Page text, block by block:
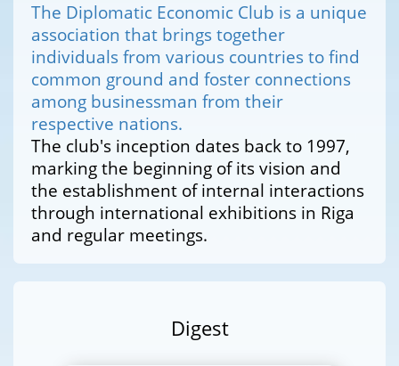
The Diplomatic Economic Club is a unique
association that brings together
individuals from various countries to find
common ground and foster connections
among businessman from their
respective nations.
The club's inception dates back to 1997,
marking the beginning of its vision and
the establishment of internal interactions
through international exhibitions in Riga
and regular meetings.
Digest